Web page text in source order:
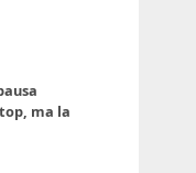
ma la